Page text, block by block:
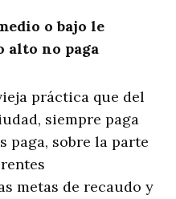
o bajo le
alto no paga
práctica que del
siempre paga
paga, sobre la parte
metas de recaudo y